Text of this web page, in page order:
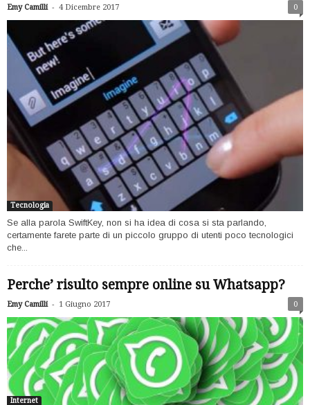
Emy Camilli - 4 Dicembre 2017 0
Tecnologia
Se alla parola SwiftKey, non si ha idea di cosa si sta parlando,
certamente farete parte di un piccolo gruppo di utenti poco tecnologici
che...
Perche’ risulto sempre online su Whatsapp?
Emy Camilli - 1 Giugno 2017 0
Internet